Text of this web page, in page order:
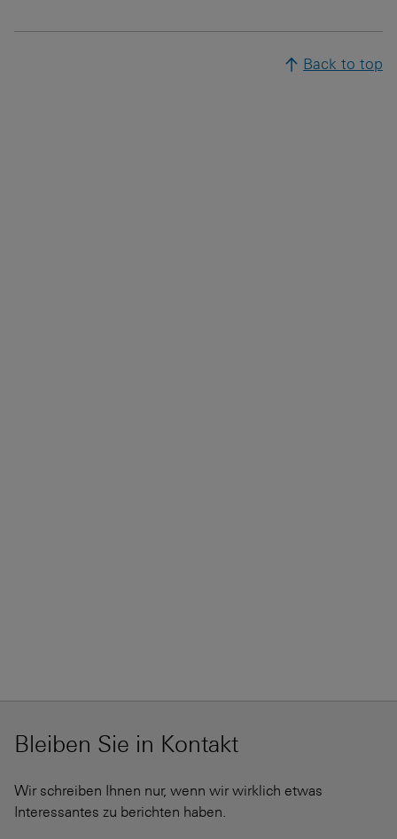
Back to top
Bleiben Sie in Kontakt
Wir schreiben Ihnen nur, wenn wir wirklich etwas
Interessantes zu berichten haben.